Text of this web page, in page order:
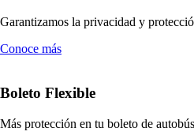
Garantizamos la privacidad y
Conoce más
Boleto Flexible
Más protección en tu boleto de